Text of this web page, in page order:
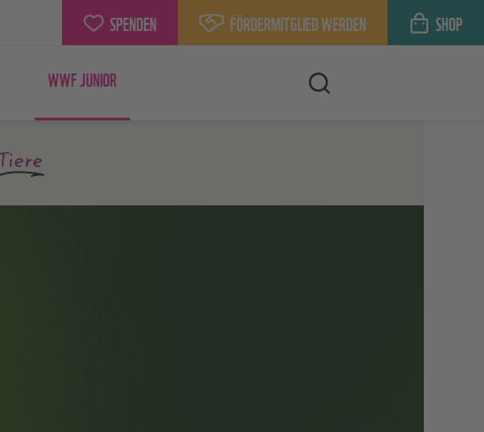
SPENDEN FÖRDERMITGLIED WERDEN SHOP
WWF JUNIOR